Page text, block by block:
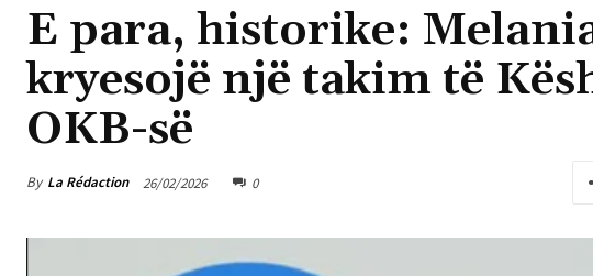
E para, historike:
kryesojë një takim të
OKB-së
By La Rédaction 26/02/2026 0